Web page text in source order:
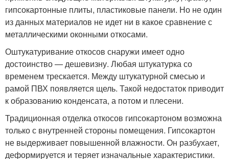
гипсокартонные плиты, пластиковые панели. Но не один
из данных материалов не идет ни в какое сравнение с
металлическими оконными откосами.
Оштукатуривание откосов снаружи имеет одно
достоинство — дешевизну. Любая штукатурка со
временем трескается. Между штукатурной смесью и
рамой ПВХ появляется щель. Такой недостаток приводит
к образованию конденсата, а потом и плесени.
Традиционная отделка откосов гипсокартоном возможна
только с внутренней стороны помещения. Гипсокартон
не выдерживает повышенной влажности. Он разбухает,
деформируется и теряет изначальные характеристики.